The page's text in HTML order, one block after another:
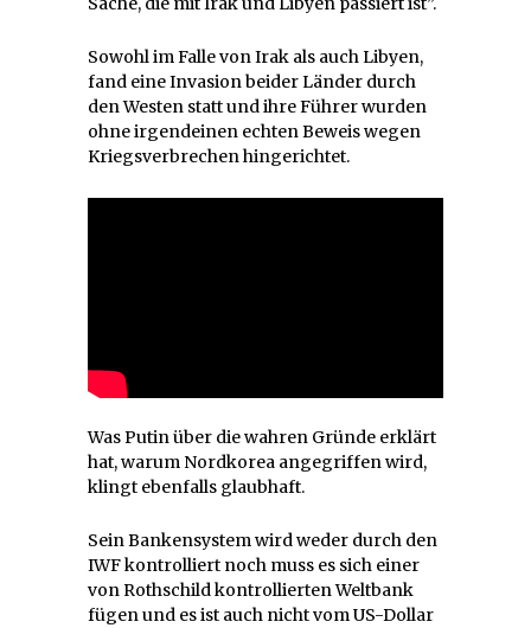
Sowohl im Falle von Irak als auch Libyen,
fand eine Invasion beider Länder durch
den Westen statt und ihre Führer wurden
ohne irgendeinen echten Beweis wegen
Kriegsverbrechen hingerichtet.
Was Putin über die wahren Gründe erklärt
hat, warum Nordkorea angegriffen wird,
klingt ebenfalls glaubhaft.
Sein Bankensystem wird weder durch den
IWF kontrolliert noch muss es sich einer
von Rothschild kontrollierten Weltbank
fügen und es ist auch nicht vom US-Dollar